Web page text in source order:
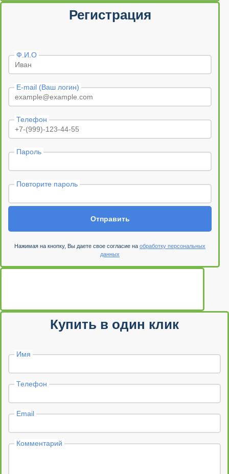
Регистрация
Ф.И.О
E-mail (Ваш логин)
Телефон
Пароль
Повторите пароль
Отправить
Нажимая на кнопку, Вы даете свое согласие на обработку персональных
данных
Купить в один клик
Имя
Телефон
Email
Комментарий